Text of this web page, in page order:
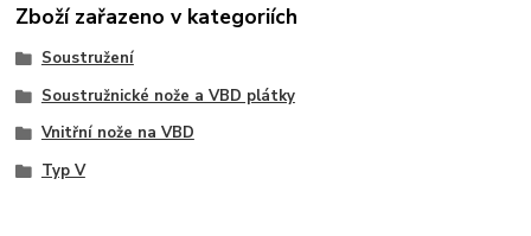
Zboží zařazeno v kategoriích
Soustružení
Soustružnické nože a VBD plátky
Vnitřní nože na VBD
Typ V